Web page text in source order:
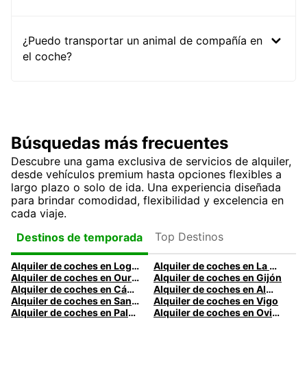
¿Puedo transportar un animal de compañía en
el coche?
Búsquedas más frecuentes
Descubre una gama exclusiva de servicios de alquiler,
desde vehículos premium hasta opciones flexibles a
largo plazo o solo de ida. Una experiencia diseñada
para brindar comodidad, flexibilidad y excelencia en
cada viaje.
Destinos de temporada
Top Destinos
Alquiler de coches en Logroño
Alquiler de coches en La Coruña
Alquiler de coches en Ourense
Alquiler de coches en Gijón
Alquiler de coches en Cádiz
Alquiler de coches en Almería
Alquiler de coches en Santander
Alquiler de coches en Vigo
Alquiler de coches en Palma
Alquiler de coches en Oviedo